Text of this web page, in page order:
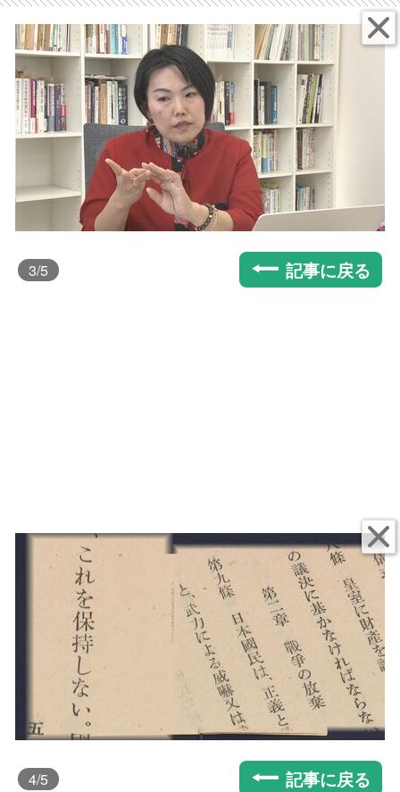
3/5 記事に戻る
4/5 記事に戻る